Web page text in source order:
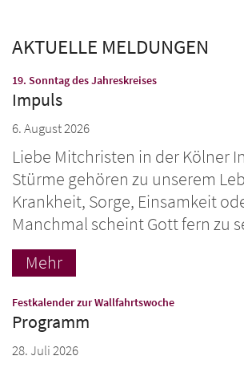
AKTUELLE MELDUNGEN
19. Sonntag des Jahreskreises:
Impuls
6. August 2026
Liebe Mitchristen in der Kölner
Stürme gehören zu unserem
Krankheit, Sorge, Einsamkeit
Manchmal scheint Gott fern zu
Mehr
Festkalender zur Wallfahrtswoche:
Programm
28. Juli 2026